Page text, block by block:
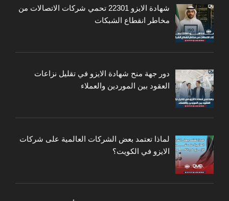
شهادة الايزو 22301 تحمي شركات الاتصالات من
مخاطر انقطاع الشبكات
دور جهة منح شهادة الايزو في تقليل نزاعات
العقود بين الموردين والعملاء
لماذا تعتمد بعض الشركات العالمية على شركات
الايزو في الكويت؟